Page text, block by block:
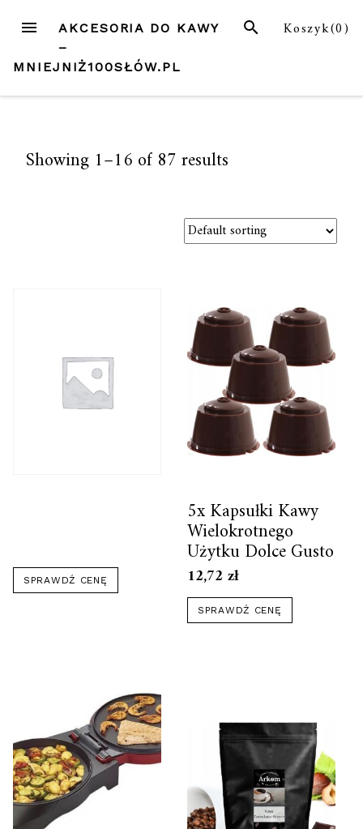
treści
MENU Koszyk(0)
SZUKAJ
AKCESORIA DO KAWY
–
MNIEJNIŻ100SŁÓW.PL
Showing 1–16 of 87 results
SPRAWDŹ CENĘ
5x Kapsułki Kawy
Wielokrotnego
Użytku Dolce Gusto
12,72zł
SPRAWDŹ CENĘ